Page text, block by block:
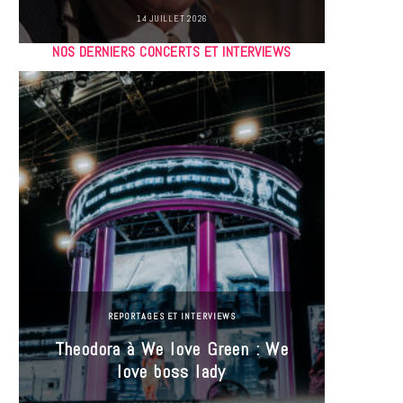
14 JUILLET 2026
NOS DERNIERS CONCERTS ET INTERVIEWS
REPORTAGES ET INTERVIEWS
Theodora à We love Green : We
love boss lady